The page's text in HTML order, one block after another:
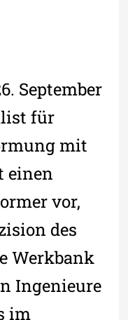
September
für
mit
einen
vor,
des
Werkbank
Ingenieure
im